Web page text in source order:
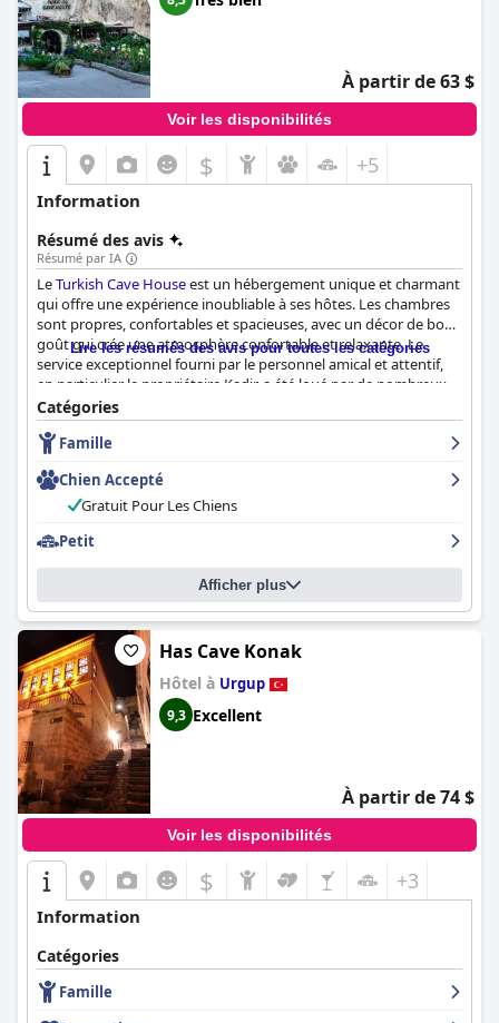
À partir de 63 $
Voir les disponibilités
$ +5
Information
Résumé des avis
Résumé par IA
LeTurkish Cave Houseest un hébergement unique et charmant
qui offre une expérience inoubliable à ses hôtes. Les chambres
sont propres, confortables et spacieuses, avec un décor de bon
goût qui crée une atmosphère confortable et relaxante. Le
service exceptionnel fourni par le personnel amical et attentif,
en particulier le propriétaire Kadir, a été loué par de nombreux
clients qui le décrivent comme le "meilleur hôte du monde".
Malgré sa petite taille, l'hôtel dégage un charme qui en fait un
choix idéal pour tout voyageur. Dans l'ensemble, les clients ont
qui fait de l'hôtelTurkish Cave House
incontournable.
Lire les résumés des avis pour toutes les catégories
Catégories
Famille
Chien Accepté
Gratuit Pour Les Chiens
Petit
Afficher plus
Has Cave Konak
Hôtel à Urgup
9,3 Excellent
À partir de 74 $
Voir les disponibilités
$ +3
Information
Catégories
Famille